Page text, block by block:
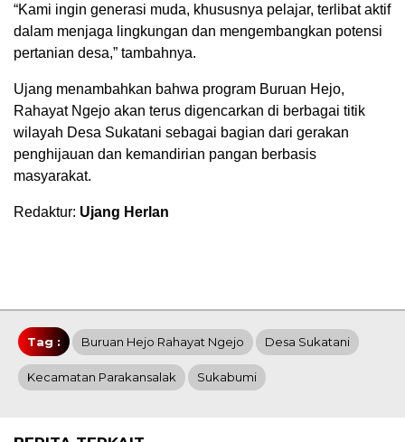
“Kami ingin generasi muda, khususnya pelajar, terlibat aktif
dalam menjaga lingkungan dan mengembangkan potensi
pertanian desa,” tambahnya.
Ujang menambahkan bahwa program Buruan Hejo,
Rahayat Ngejo akan terus digencarkan di berbagai titik
wilayah Desa Sukatani sebagai bagian dari gerakan
penghijauan dan kemandirian pangan berbasis
masyarakat.
Redaktur: Ujang Herlan
Tag : Buruan Hejo Rahayat Ngejo Desa Sukatani
Kecamatan Parakansalak Sukabumi